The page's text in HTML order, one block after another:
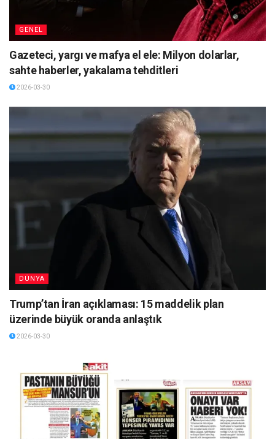
GENEL
Gazeteci, yargı ve mafya el ele: Milyon dolarlar,
sahte haberler, yakalama tehditleri
2026-03-30
DÜNYA
Trump’tan İran açıklaması: 15 maddelik plan
üzerinde büyük oranda anlaştık
2026-03-30